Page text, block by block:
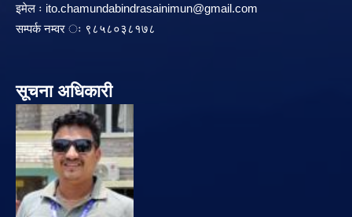
इमेल ः ito.chamundabindrasainimun@gmail.com
सम्पर्क नम्वर ः ९८५८०३८१७८
सूचना अधिकारी